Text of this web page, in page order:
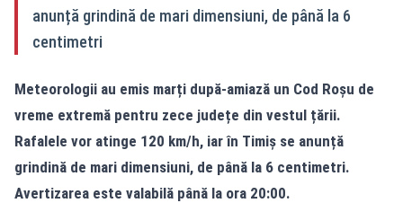
anunță grindină de mari dimensiuni, de până la 6
centimetri
Meteorologii au emis marți după-amiază un Cod Roșu de
vreme extremă pentru zece județe din vestul țării.
Rafalele vor atinge 120 km/h, iar în Timiș se anunță
grindină de mari dimensiuni, de până la 6 centimetri.
Avertizarea este valabilă până la ora 20:00.